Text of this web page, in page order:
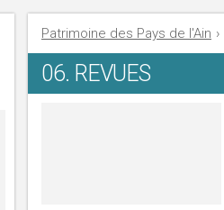
Patrimoine des Pays de l'Ain ›
06. REVUES